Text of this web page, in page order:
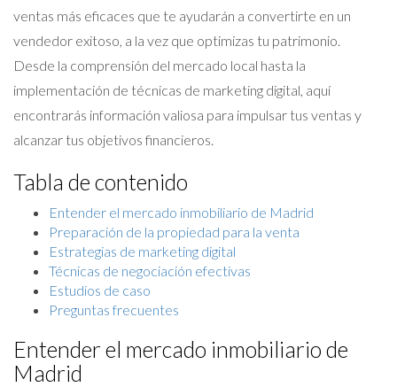
ventas más eficaces que te ayudarán a convertirte en un
vendedor exitoso, a la vez que optimizas tu patrimonio.
Desde la comprensión del mercado local hasta la
implementación de técnicas de marketing digital, aquí
encontrarás información valiosa para impulsar tus ventas y
alcanzar tus objetivos financieros.
Tabla de contenido
Entender el mercado inmobiliario de Madrid
Preparación de la propiedad para la venta
Estrategias de marketing digital
Técnicas de negociación efectivas
Estudios de caso
Preguntas frecuentes
Entender el mercado inmobiliario de
Madrid